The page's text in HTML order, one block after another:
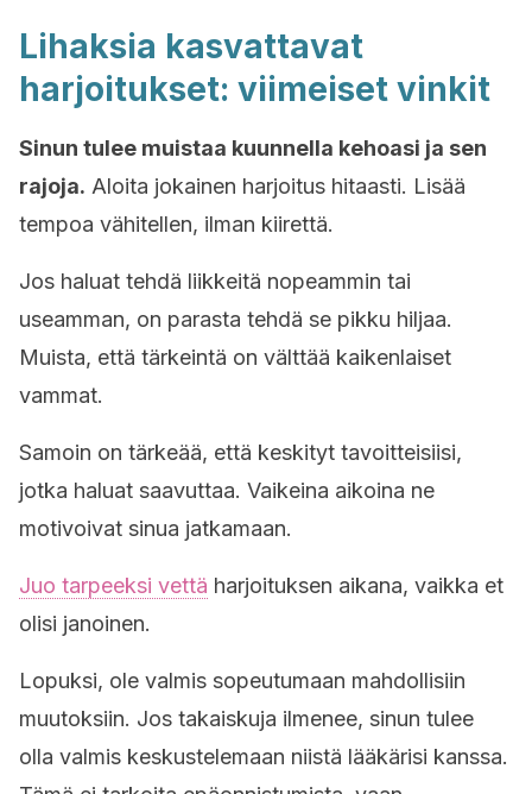
Lihaksia kasvattavat
harjoitukset: viimeiset vinkit
Sinun tulee muistaa kuunnella kehoasi ja sen
rajoja. Aloita jokainen harjoitus hitaasti. Lisää
tempoa vähitellen, ilman kiirettä.
Jos haluat tehdä liikkeitä nopeammin tai
useamman, on parasta tehdä se pikku hiljaa.
Muista, että tärkeintä on välttää kaikenlaiset
vammat.
Samoin on tärkeää, että keskityt tavoitteisiisi,
jotka haluat saavuttaa. Vaikeina aikoina ne
motivoivat sinua jatkamaan.
Juo tarpeeksi vettä harjoituksen aikana, vaikka et
olisi janoinen.
Lopuksi, ole valmis sopeutumaan mahdollisiin
muutoksiin. Jos takaiskuja ilmenee, sinun tulee
olla valmis keskustelemaan niistä lääkärisi kanssa.